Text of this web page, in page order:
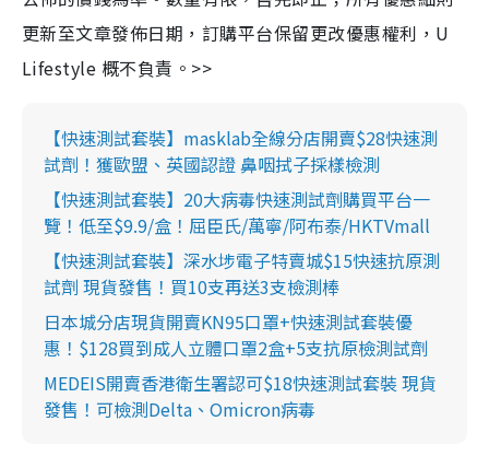
更新至文章發佈日期，訂購平台保留更改優惠權利，U
Lifestyle 概不負責。>>
【快速測試套裝】masklab全線分店開賣$28快速測
試劑！獲歐盟、英國認證 鼻咽拭子採樣檢測
【快速測試套裝】20大病毒快速測試劑購買平台一
覽！低至$9.9/盒！屈臣氏/萬寧/阿布泰/HKTVmall
【快速測試套裝】深水埗電子特賣城$15快速抗原測
試劑 現貨發售！買10支再送3支檢測棒
日本城分店現貨開賣KN95口罩+快速測試套裝優
惠！$128買到成人立體口罩2盒+5支抗原檢測試劑
MEDEIS開賣香港衛生署認可$18快速測試套裝 現貨
發售！可檢測Delta、Omicron病毒